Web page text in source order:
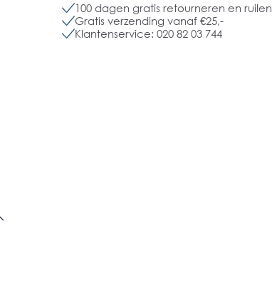
100 dagen gratis retourneren en ruilen
Gratis verzending vanaf €25,-
Klantenservice: 020 82 03 744